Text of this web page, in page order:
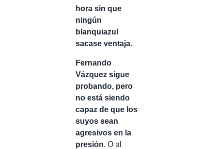
hora sin que
ningún
blanquiazul
sacase ventaja.
Fernando
Vázquez sigue
probando, pero
no está siendo
capaz de que los
suyos sean
agresivos en la
presión. O al